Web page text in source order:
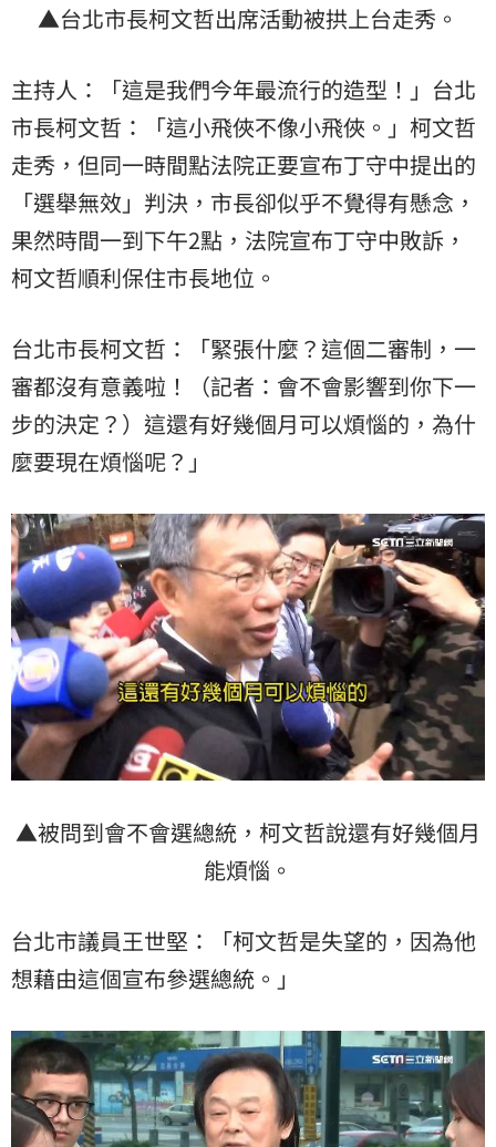
▲台北市長柯文哲出席活動被拱上台走秀。
主持人：「這是我們今年最流行的造型！」台北
市長柯文哲：「這小飛俠不像小飛俠。」柯文哲
走秀，但同一時間點法院正要宣布丁守中提出的
「選舉無效」判決，市長卻似乎不覺得有懸念，
果然時間一到下午2點，法院宣布丁守中敗訴，
柯文哲順利保住市長地位。
台北市長柯文哲：「緊張什麼？這個二審制，一
審都沒有意義啦！（記者：會不會影響到你下一
步的決定？）這還有好幾個月可以煩惱的，為什
麼要現在煩惱呢？」
▲被問到會不會選總統，柯文哲說還有好幾個月
能煩惱。
台北市議員王世堅：「柯文哲是失望的，因為他
想藉由這個宣布參選總統。」